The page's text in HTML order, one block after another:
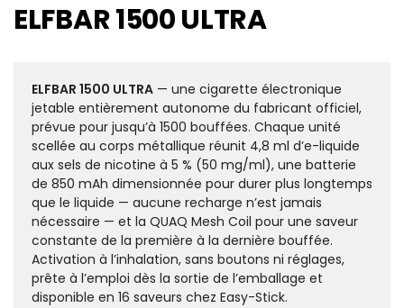
ELFBAR 1500 ULTRA
ELFBAR 1500 ULTRA — une cigarette électronique
jetable entièrement autonome du fabricant officiel,
prévue pour jusqu’à 1500 bouffées. Chaque unité
scellée au corps métallique réunit 4,8 ml d’e-liquide
aux sels de nicotine à 5 % (50 mg/ml), une batterie
de 850 mAh dimensionnée pour durer plus longtemps
que le liquide — aucune recharge n’est jamais
nécessaire — et la QUAQ Mesh Coil pour une saveur
constante de la première à la dernière bouffée.
Activation à l’inhalation, sans boutons ni réglages,
prête à l’emploi dès la sortie de l’emballage et
disponible en 16 saveurs chez Easy-Stick.